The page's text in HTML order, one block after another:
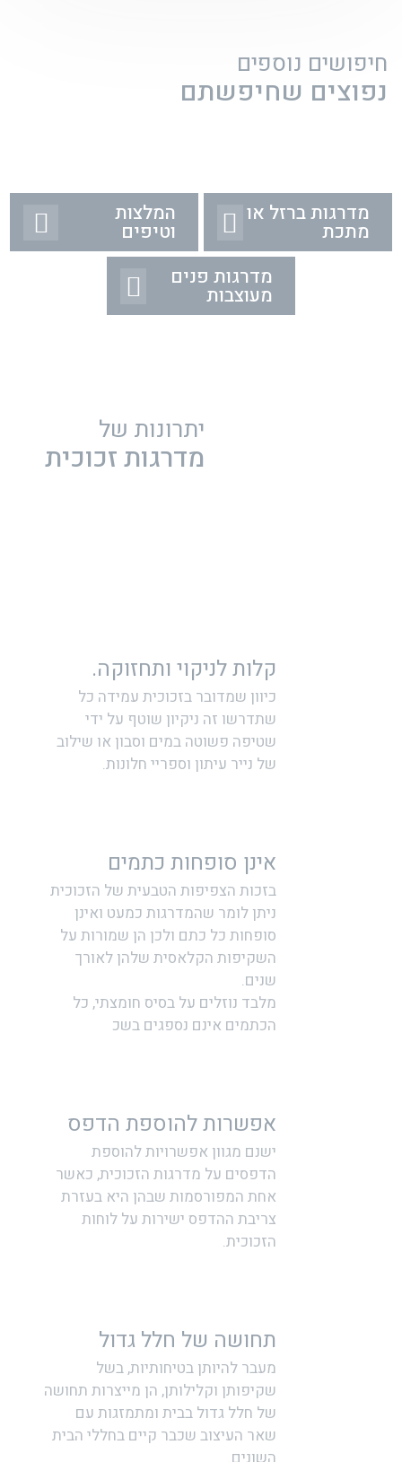
חיפושים נוספים
נפוצים שחיפשתם
מדרגות ברזל או
מתכת
המלצות
וטיפים
מדרגות פנים
מעוצבות
יתרונות של
מדרגות זכוכית
קלות לניקוי ותחזוקה.
כיוון שמדובר בזכוכית עמידה כל
שתדרשו זה ניקיון שוטף על ידי
שטיפה פשוטה במים וסבון או שילוב
של נייר עיתון וספריי חלונות.
אינן סופחות כתמים
בזכות הצפיפות הטבעית של הזכוכית
ניתן לומר שהמדרגות כמעט ואינן
סופחות כל כתם ולכן הן שמורות על
השקיפות הקלאסית שלהן לאורך
שנים.
מלבד נוזלים על בסיס חומצתי, כל
הכתמים אינם נספגים בשכ
אפשרות להוספת הדפס
ישנם מגוון אפשרויות להוספת
הדפסים על מדרגות הזכוכית, כאשר
אחת המפורסמות שבהן היא בעזרת
צריבת ההדפס ישירות על לוחות
הזכוכית.
תחושה של חלל גדול
מעבר להיותן בטיחותיות, בשל
שקיפותן וקלילותן, הן מייצרות תחושה
של חלל גדול בבית ומתמזגות עם
שאר העיצוב שכבר קיים בחללי הבית